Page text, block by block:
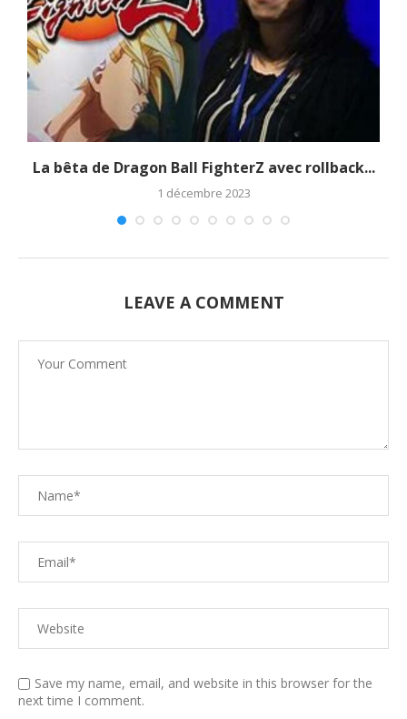
La bêta de Dragon Ball FighterZ avec rollback...
1 décembre 2023
LEAVE A COMMENT
Save my name, email, and website in this browser for the
next time I comment.